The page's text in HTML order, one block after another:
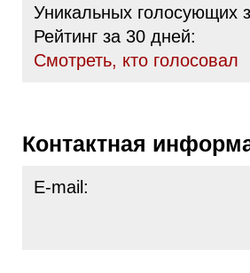
Уникальных голосующих
Рейтинг за 30 дней:
Cмотреть, кто голосовал
Контактная
E-mail: